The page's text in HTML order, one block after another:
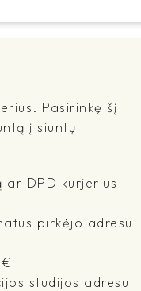
Pasirinkę šį
į siuntų
DPD kurjerius
pirkėjo adresu
studijos adresu